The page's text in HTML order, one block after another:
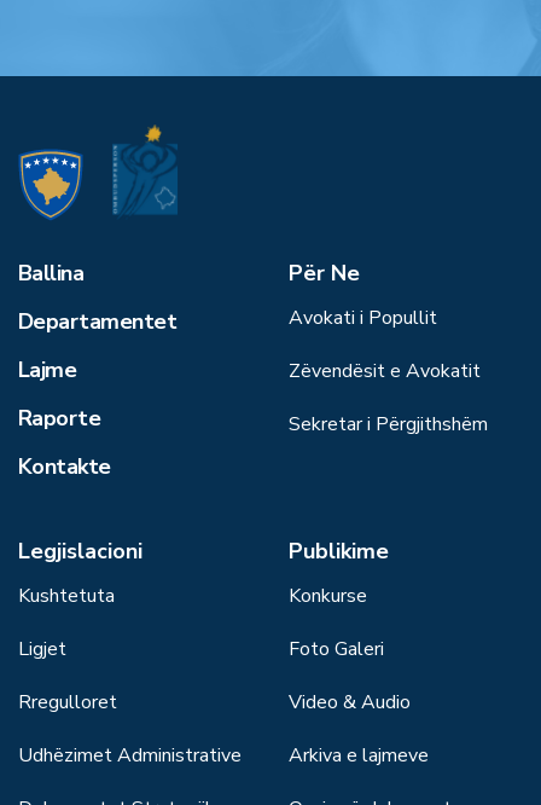
Ballina
Departamentet
Lajme
Raporte
Kontakte
Për Ne
Avokati i Popullit
Zëvendësit e Avokatit
Sekretar i Përgjithshëm
Legjislacioni
Kushtetuta
Ligjet
Rregulloret
Udhëzimet Administrative
Publikime
Konkurse
Foto Galeri
Video & Audio
Arkiva e lajmeve